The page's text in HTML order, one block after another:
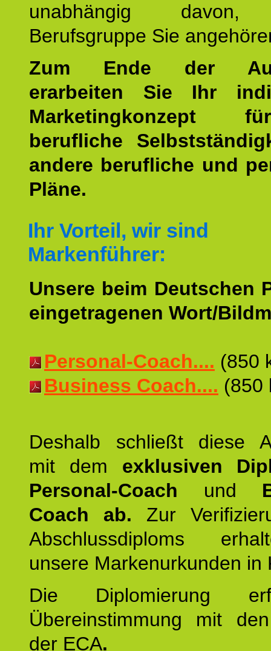
unabhängig davon,
Berufsgruppe Sie
Zum Ende der
erarbeiten Sie Ihr
Marketingkonzept
berufliche
andere berufliche und
Pläne.
Ihr Vorteil, wir sind
Markenführer:
Unsere beim Deutschen
eingetragenen Wort/
Personal-Coach.... (850
Business Coach.... (850
Deshalb schließt diese
mit dem exklusiven
Personal-Coach und
Coach ab. Zur
Abschlussdiploms
unsere Markenurkunden in
Die Diplomierung
Übereinstimmung mit
der ECA.